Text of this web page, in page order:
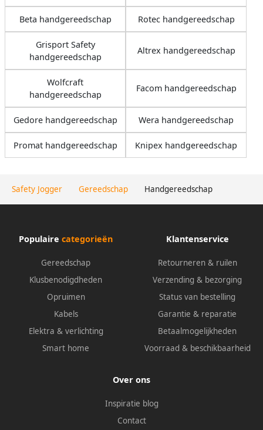
Safety Jogger Gereedschap Handgereedschap
Beta handgereedschap Rotec handgereedschap
Grisport Safety
handgereedschap
Altrex handgereedschap
Wolfcraft
handgereedschap
Facom handgereedschap
Gedore handgereedschap Wera handgereedschap
Promat handgereedschap Knipex handgereedschap
Populaire categorieën
Gereedschap
Klusbenodigdheden
Opruimen
Kabels
Elektra & verlichting
Smart home
Klantenservice
Retourneren & ruilen
Verzending & bezorging
Status van bestelling
Garantie & reparatie
Betaalmogelijkheden
Voorraad & beschikbaarheid
Over ons
Inspiratie blog
Contact